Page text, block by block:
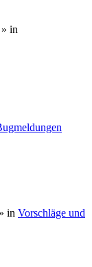
» in
» in Vorschläge und